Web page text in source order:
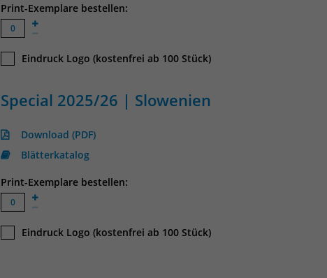
Print-Exemplare bestellen:
Eindruck Logo (kostenfrei ab 100 Stück)
Special 2025/26 | Slowenien
Download (PDF)
Blätterkatalog
Print-Exemplare bestellen:
Eindruck Logo (kostenfrei ab 100 Stück)